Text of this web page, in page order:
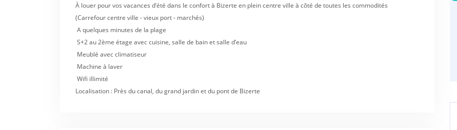
À louer pour vos vacances d’été dans le confort à Bizerte en plein centre ville à côté de toutes les commodités
(Carrefour centre ville - vieux port - marchés)
A quelques minutes de la plage
S+2 au 2ème étage avec cuisine, salle de bain et salle d’eau
Meublé avec climatiseur
Machine à laver
Wifi illimité
Localisation : Près du canal, du grand jardin et du pont de Bizerte